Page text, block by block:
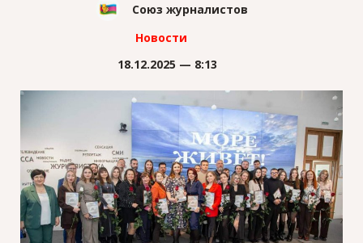
Союз журналистов
Новости
18.12.2025 — 8:13